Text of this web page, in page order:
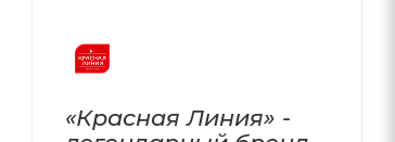
«Красная Линия» -